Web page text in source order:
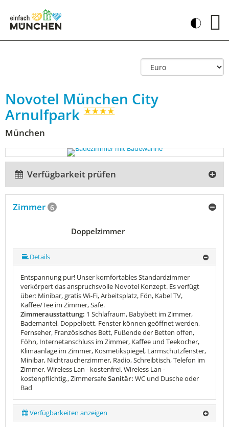
Novotel München City
Arnulfpark
München
Verfügbarkeit prüfen
Zimmer 6
Doppelzimmer
Details
Entspannung pur! Unser komfortables Standardzimmer
verkörpert das anspruchsvolle Novotel Konzept. Es verfügt
über: Minibar, gratis Wi-Fi, Arbeitsplatz, Fön, Kabel TV,
Kaffee/Tee im Zimmer, Safe.
Zimmerausstattung: 1 Schlafraum, Babybett im Zimmer,
Bademantel, Doppelbett, Fenster können geöffnet werden,
Fernseher, Französisches Bett, Fußende der Betten offen,
Föhn, Internetanschluss im Zimmer, Kaffee und Teekocher,
Klimaanlage im Zimmer, Kosmetikspiegel, Lärmschutzfenster,
Minibar, Nichtraucherzimmer, Radio, Schreibtisch, Telefon im
Zimmer, Wireless Lan - kostenfrei, Wireless Lan -
kostenpflichtig., ZimmersafeSanitär: WC und Dusche oder
Bad
Verfügbarkeiten anzeigen